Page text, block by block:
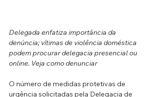
Delegada enfatiza importância da
denúncia; vítimas de violência doméstica
podem procurar delegacia presencial ou
online. Veja como denunciar
O número de medidas protetivas de
urgência solicitadas pela Delegacia de